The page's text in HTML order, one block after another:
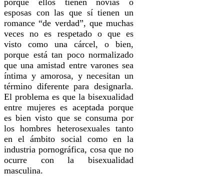
esposas con las que sí tienen un
romance “de verdad”, que muchas
veces no es respetado o que es
visto como una cárcel, o bien,
porque está tan poco normalizado
que una amistad entre varones sea
íntima y amorosa, y necesitan un
término diferente para designarla.
El problema es que la bisexualidad
entre mujeres es aceptada porque
es bien visto que se consuma por
los hombres heterosexuales tanto
en el ámbito social como en la
industria pornográfica, cosa que no
ocurre con la bisexualidad
masculina.